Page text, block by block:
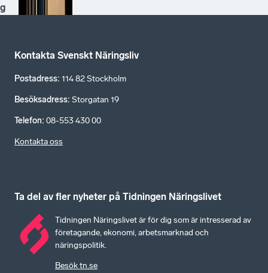
g
Kontakta Svenskt Näringsliv
Postadress: 114 82 Stockholm
Besöksadress: Storgatan 19
Telefon: 08-553 430 00
Kontakta oss
Ta del av fler nyheter på Tidningen Näringslivet
Tidningen Näringslivet är för dig som är intresserad av
företagande, ekonomi, arbetsmarknad och
näringspolitik.
Besök tn.se